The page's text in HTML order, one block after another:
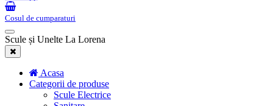
Cosul de cumparaturi
Scule și Unelte La Lorena
Acasa
Categorii de produse
Scule Electrice